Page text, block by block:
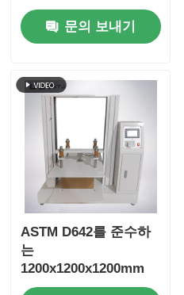
문의 보내기
ASTM D642를 준수하
는
1200x1200x1200mm
테스트 공간과